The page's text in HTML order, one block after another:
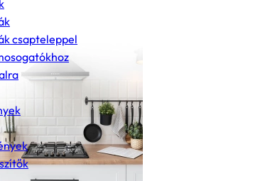
csapteleppel